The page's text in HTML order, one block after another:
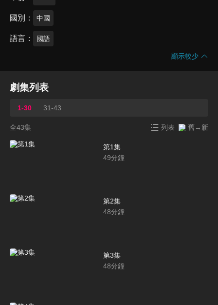
國別 中國
語言 國語
顯示較少
劇集列表
1-30 31-43
全43集 列表 舊→新
第1集
49分鐘
第2集
48分鐘
第3集
48分鐘